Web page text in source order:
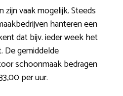
vaak mogelijk. Steeds
hanteren een
dat bijv. ieder week het
De gemiddelde
schoonmaak bedragen
per uur.